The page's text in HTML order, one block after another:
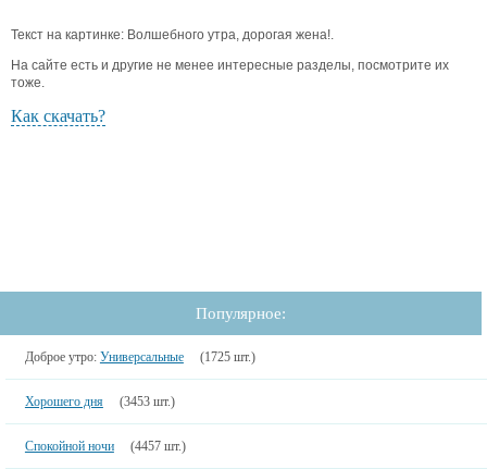
Текст на картинке: Волшебного утра, дорогая жена!.
На сайте есть и другие не менее интересные разделы, посмотрите их
тоже.
Как скачать?
Популярное:
Доброе утро: Универсальные (1725 шт.)
Хорошего дня (3453 шт.)
Спокойной ночи (4457 шт.)